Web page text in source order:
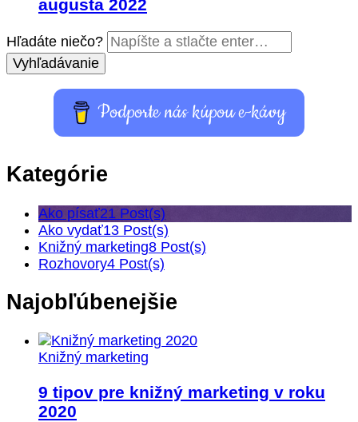
augusta 2022
Hľadáte niečo?
Podporte nás kúpou e-kávy
Kategórie
Ako písať21 Post(s)
Ako vydať13 Post(s)
Knižný marketing8 Post(s)
Rozhovory4 Post(s)
Najobľúbenejšie
Knižný marketing
9 tipov pre knižný marketing v roku
2020